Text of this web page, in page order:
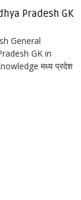
Pradesh GK
General
GK in
मध्य प्रदेश